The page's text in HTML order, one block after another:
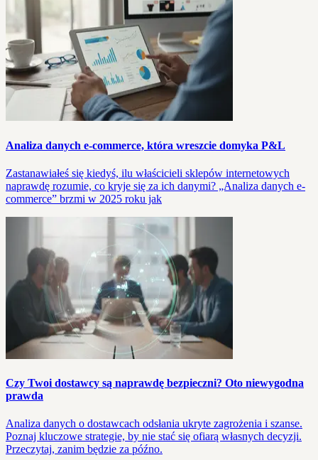
Analiza danych e‑commerce, która wreszcie domyka P&L
Zastanawiałeś się kiedyś, ilu właścicieli sklepów internetowych
naprawdę rozumie, co kryje się za ich danymi? „Analiza danych e-
commerce” brzmi w 2025 roku jak
Czy Twoi dostawcy są naprawdę bezpieczni? Oto niewygodna
prawda
Analiza danych o dostawcach odsłania ukryte zagrożenia i szanse.
Poznaj kluczowe strategie, by nie stać się ofiarą własnych decyzji.
Przeczytaj, zanim będzie za późno.